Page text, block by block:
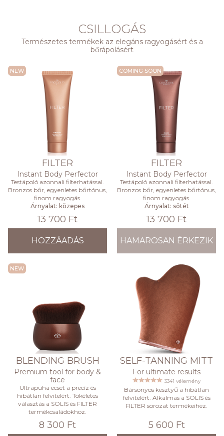
CSILLOGÁS
Természetes termékek az elegáns ragyogásért és a
bőrápolásért
NEW
FILTER
Instant Body Perfector
Testápoló azonnali filterhatással.
Bronzos bőr, egyenletes bőrtónus,
finom ragyogás.
Árnyalat: közepes
13 700 Ft
HOZZÁADÁS
COMING SOON
FILTER
Instant Body Perfector
Testápoló azonnali filterhatással.
Bronzos bőr, egyenletes bőrtónus,
finom ragyogás.
Árnyalat: sötét
13 700 Ft
HAMAROSAN ÉRKEZIK
NEW
BLENDING BRUSH
Premium tool for body &
face
Ultrapuha ecset a precíz és
hibátlan felvitelért. Tökéletes
választás a SOLIS és FILTER
termékcsaládokhoz.
8 300 Ft
SELF-TANNING MITT
For ultimate results
3341 vélemény
Bársonyos kesztyű a hibátlan
felvitelért. Alkalmas a SOLIS és
FILTER sorozat termékeihez.
5 600 Ft